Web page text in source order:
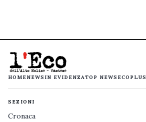
HOMENEWS IN EVIDENZATOP NEWS ECOPLUS
SEZIONI
Cronaca